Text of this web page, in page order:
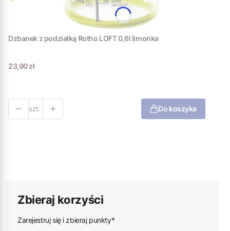
Dzbanek z podziałką Rotho LOFT 0,6l limonka
Cena
23,90 zł
szt. Do koszyka
Zbieraj korzyści
Zarejestruj się i zbieraj punkty*